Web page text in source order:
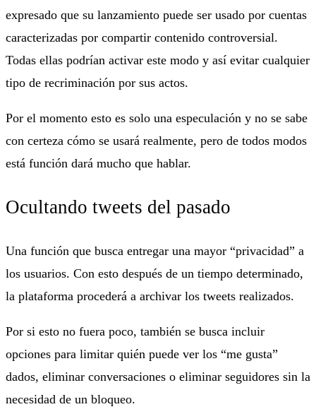
expresado que su lanzamiento puede ser usado por cuentas
caracterizadas por compartir contenido controversial.
Todas ellas podrían activar este modo y así evitar cualquier
tipo de recriminación por sus actos.
Por el momento esto es solo una especulación y no se sabe
con certeza cómo se usará realmente, pero de todos modos
está función dará mucho que hablar.
Ocultando tweets del pasado
Una función que busca entregar una mayor “privacidad” a
los usuarios. Con esto después de un tiempo determinado,
la plataforma procederá a archivar los tweets realizados.
Por si esto no fuera poco, también se busca incluir
opciones para limitar quién puede ver los “me gusta”
dados, eliminar conversaciones o eliminar seguidores sin la
necesidad de un bloqueo.